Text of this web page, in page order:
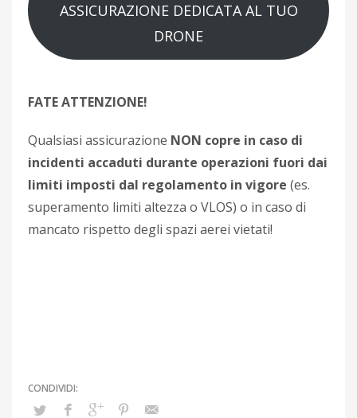
ASSICURAZIONE DEDICATA AL TUO
DRONE
FATE ATTENZIONE!
Qualsiasi assicurazione NON copre in caso di
incidenti accaduti durante operazioni fuori dai
limiti imposti dal regolamento in vigore (es.
superamento limiti altezza o VLOS) o in caso di
mancato rispetto degli spazi aerei vietati!